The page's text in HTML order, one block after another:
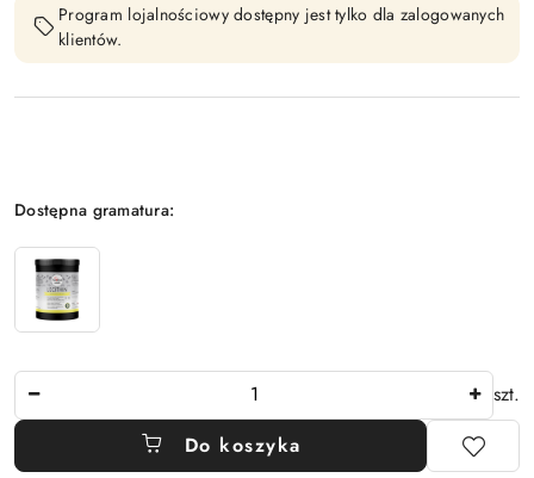
Program lojalnościowy dostępny jest tylko dla zalogowanych
klientów.
Wariant
Dostępna gramatura:
szt.
Do koszyka